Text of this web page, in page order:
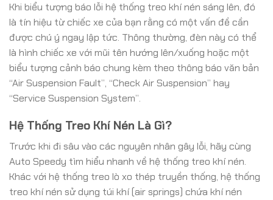
Khi biểu tượng báo lỗi hệ thống treo khí nén sáng lên, đó
là tín hiệu từ chiếc xe của bạn rằng có một vấn đề cần
được chú ý ngay lập tức. Thông thường, đèn này có thể
là hình chiếc xe với mũi tên hướng lên/xuống hoặc một
biểu tượng cảnh báo chung kèm theo thông báo văn bản
“Air Suspension Fault”, “Check Air Suspension” hay
“Service Suspension System”.
Hệ Thống Treo Khí Nén Là Gì?
Trước khi đi sâu vào các nguyên nhân gây lỗi, hãy cùng
Auto Speedy tìm hiểu nhanh về hệ thống treo khí nén.
Khác với hệ thống treo lò xo thép truyền thống, hệ thống
treo khí nén sử dụng túi khí (air springs) chứa khí nén